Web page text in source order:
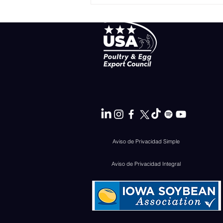
pavo retrocede en EE.UU.
Aviso de Privacidad Simple
Aviso de Privacidad Integral